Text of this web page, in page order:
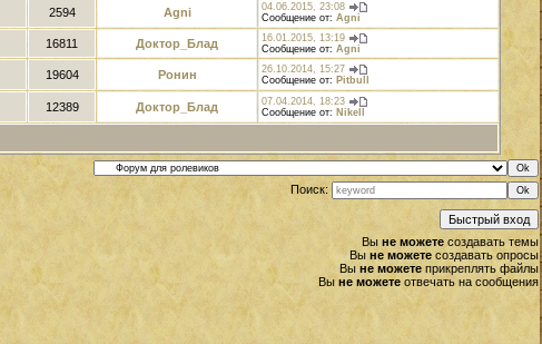
2594 Agni
04.06.2015, 23:08
Сообщение от:Agni
16811 Доктор_Блад
16.01.2015, 13:19
Сообщение от:Agni
19604 Ронин
26.10.2014, 15:27
Сообщение от: Pitbull
12389 Доктор_Блад
07.04.2014, 18:23
Сообщение от: Nikell
Поиск:
Выне можете создавать темы
Вы не можете создавать опросы
Вы не можете прикреплять файлы
Вы не можете отвечать на сообщения